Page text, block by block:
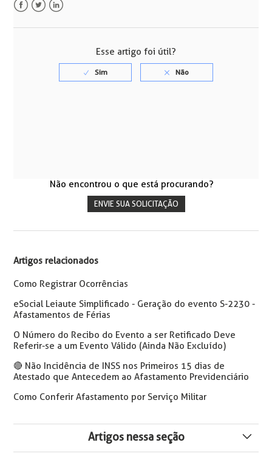
Esse artigo foi útil?
Não encontrou o que está procurando?
ENVIE SUA SOLICITAÇÃO
Artigos relacionados
Como Registrar Ocorrências
eSocial Leiaute Simplificado - Geração do evento S-2230 -
Afastamentos de Férias
O Número do Recibo do Evento a ser Retificado Deve
Referir-se a um Evento Válido (Ainda Não Excluído)
🔴 Não Incidência de INSS nos Primeiros 15 dias de
Atestado que Antecedem ao Afastamento Previdenciário
Como Conferir Afastamento por Serviço Militar
Artigos nessa seção